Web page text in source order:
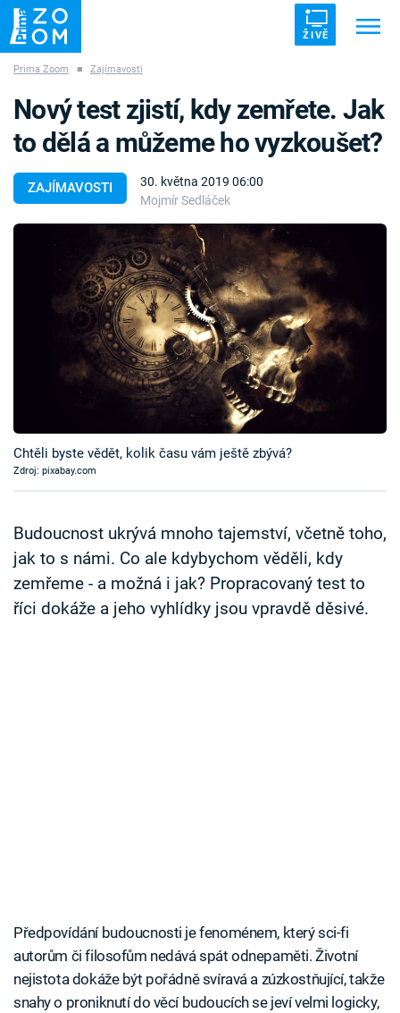
ŽIVĚ
ZÁHADY VETŘELCI DÁVNOVĚKU
Témata
TV Program
Sledujte prima+
Sledujte nás
Prima Zoom ■ Zajímavosti
ZAJÍMAVOSTI
30. května 2019 06:00
Mojmír Sedláček
Nový test zjistí, kdy zemřete. Jak
to dělá a můžeme ho vyzkoušet?
Chtěli byste vědět, kolik času vám ještě zbývá?
Zdroj: pixabay.com
Budoucnost ukrývá mnoho tajemství, včetně toho,
jak to s námi. Co ale kdybychom věděli, kdy
zemřeme - a možná i jak? Propracovaný test to
říci dokáže a jeho vyhlídky jsou vpravdě děsivé.
Předpovídání budoucnosti je fenoménem, který sci-fi
autorům či filosofům nedává spát odnepaměti. Životní
nejistota dokáže být pořádně svíravá a zúzkostňující, takže
snahy o proniknutí do věcí budoucích se jeví velmi logicky,